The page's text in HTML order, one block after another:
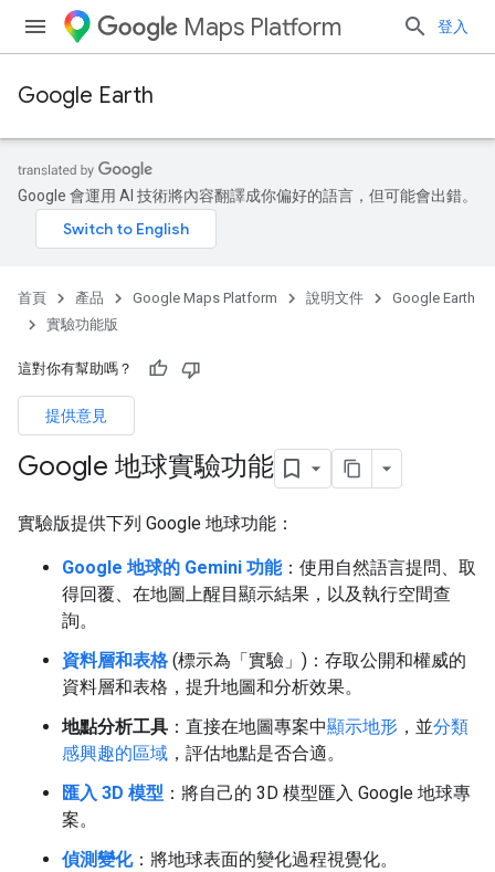
Maps Platform 登入
Google Earth
Google 會運用 AI 技術將內容翻譯成你偏好的語言，但可能會出錯。
首頁 產品 Google Maps Platform 說明文件
Google Earth
實驗功能版
這對你有幫助嗎？
提供意見
Google 地球實驗功能
實驗版提供下列 Google 地球功能：
Google 地球的 Gemini 功能：使用自然語言提問、取
得回覆、在地圖上醒目顯示結果，以及執行空間查
詢。
資料層和表格(標示為「實驗」)：存取公開和權威的
資料層和表格，提升地圖和分析效果。
地點分析工具 ：直接在地圖專案中顯示地形 ，並分類
感興趣的區域 ，評估地點是否合適。
匯入 3D 模型 ：將自己的 3D 模型匯入 Google 地球專
案。
偵測變化：將地球表面的變化過程視覺化。